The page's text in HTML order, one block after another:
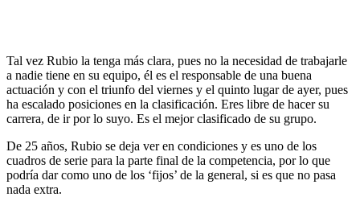
Tal vez Rubio la tenga más clara, pues no la necesidad de trabajarle
a nadie tiene en su equipo, él es el responsable de una buena
actuación y con el triunfo del viernes y el quinto lugar de ayer, pues
ha escalado posiciones en la clasificación. Eres libre de hacer su
carrera, de ir por lo suyo. Es el mejor clasificado de su grupo.
De 25 años, Rubio se deja ver en condiciones y es uno de los
cuadros de serie para la parte final de la competencia, por lo que
podría dar como uno de los ‘fijos’ de la general, si es que no pasa
nada extra.